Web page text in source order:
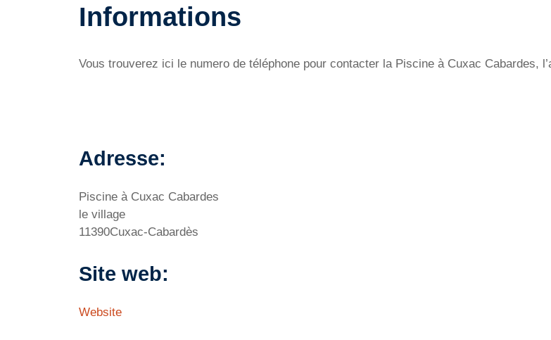
Informations
Vous trouverez ici le numero de téléphone pour contacter la Piscine à Cuxac Cabardes,
Adresse:
Piscine à Cuxac Cabardes
le village
11390Cuxac-Cabardès
Site web:
Website